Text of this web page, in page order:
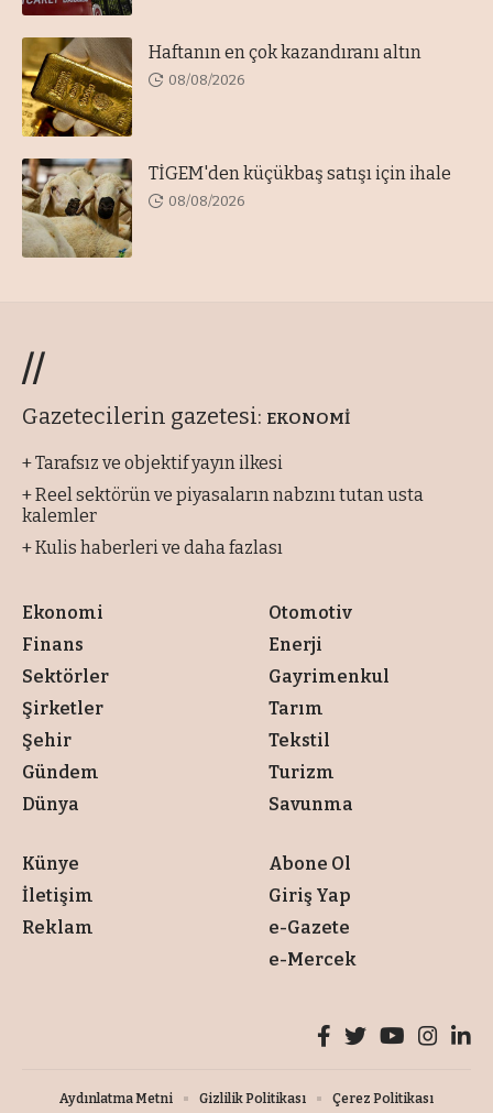
Haftanın en çok kazandıranı altın
08/08/2026
TİGEM'den küçükbaş satışı için ihale
08/08/2026
//
Gazetecilerin gazetesi: EKONOMİ
+ Tarafsız ve objektif yayın ilkesi
+ Reel sektörün ve piyasaların nabzını tutan usta
kalemler
+ Kulis haberleri ve daha fazlası
Ekonomi
Finans
Sektörler
Şirketler
Şehir
Gündem
Dünya
Otomotiv
Enerji
Gayrimenkul
Tarım
Tekstil
Turizm
Savunma
Künye
İletişim
Reklam
Abone Ol
Giriş Yap
e-Gazete
e-Mercek
Aydınlatma Metni Gizlilik Politikası Çerez Politikası